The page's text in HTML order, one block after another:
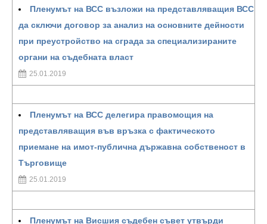
Пленумът на ВСС възложи на представляващия ВСС
да сключи договор за анализ на основните дейности
при преустройство на сграда за специализираните
органи на съдебната власт
25.01.2019
Пленумът на ВСС делегира правомощия на
представляващия във връзка с фактическото
приемане на имот-публична държавна собственост в
Търговище
25.01.2019
Пленумът на Висшия съдебен съвет утвърди